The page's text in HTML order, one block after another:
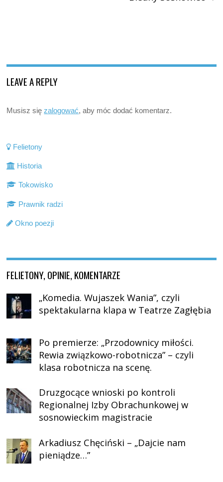
LEAVE A REPLY
Musisz sięzalogować, aby móc dodać komentarz.
Felietony
Historia
Tokowisko
Prawnik radzi
Okno poezji
FELIETONY, OPINIE, KOMENTARZE
„Komedia. Wujaszek Wania”, czyli
spektakularna klapa w Teatrze Zagłębia
Po premierze: „Przodownicy miłości.
Rewia związkowo-robotnicza” – czyli
klasa robotnicza na scenę.
Druzgocące wnioski po kontroli
Regionalnej Izby Obrachunkowej w
sosnowieckim magistracie
Arkadiusz Chęciński – „Dajcie nam
pieniądze…”